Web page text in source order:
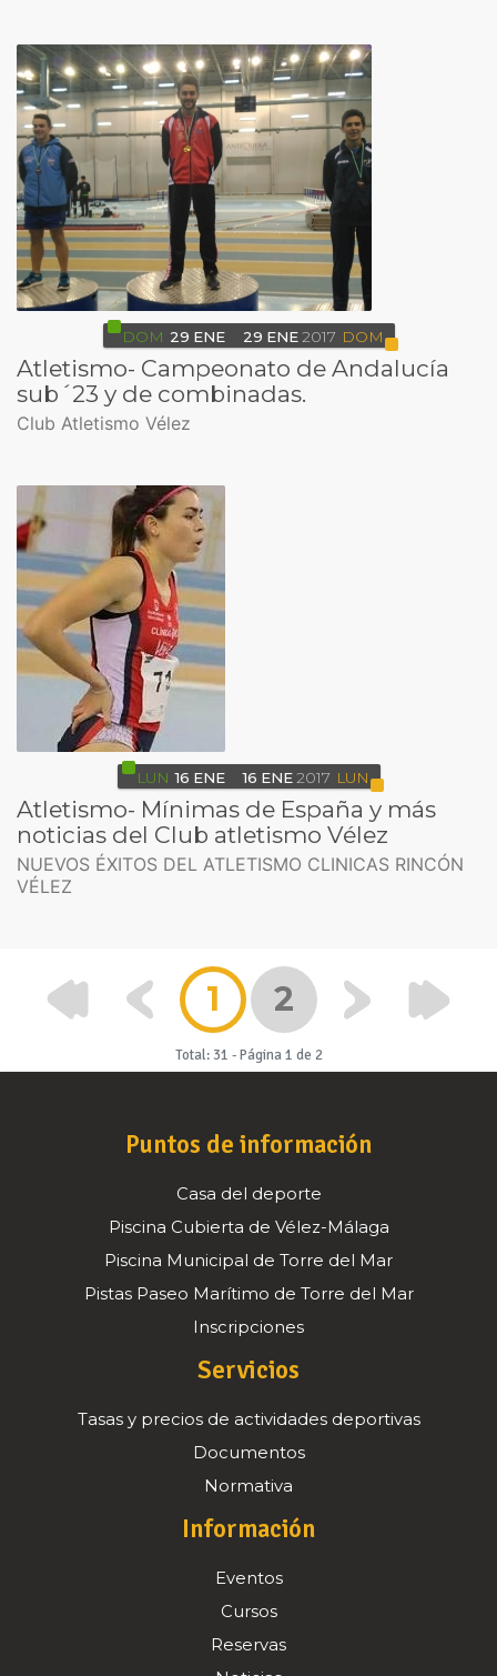
DOM 29 ENE 29 ENE 2017 DOM
Atletismo- Campeonato de Andalucía
sub´23 y de combinadas.
Club Atletismo Vélez
LUN 16 ENE 16 ENE 2017 LUN
Atletismo- Mínimas de España y más
noticias del Club atletismo Vélez
NUEVOS ÉXITOS DEL ATLETISMO CLINICAS RINCÓN
VÉLEZ
1 2
Total: 31 -Página 1 de 2
Puntos de información
Casa del deporte
Piscina Cubierta de Vélez-Málaga
Piscina Municipal de Torre del Mar
Pistas Paseo Marítimo de Torre del Mar
Inscripciones
Servicios
Tasas y precios de actividades deportivas
Documentos
Normativa
Información
Eventos
Cursos
Reservas